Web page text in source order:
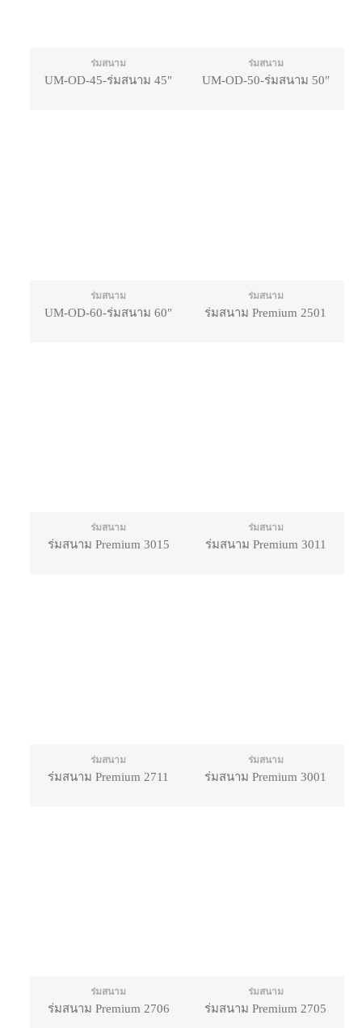
ร่มสนาม
UM-OD-45-ร่มสนาม 45″
ร่มสนาม
UM-OD-50-ร่มสนาม 50″
ร่มสนาม
UM-OD-60-ร่มสนาม 60″
ร่มสนาม
ร่มสนาม Premium 2501
ร่มสนาม
ร่มสนาม Premium 3015
ร่มสนาม
ร่มสนาม Premium 3011
ร่มสนาม
ร่มสนาม Premium 2711
ร่มสนาม
ร่มสนาม Premium 3001
ร่มสนาม
ร่มสนาม Premium 2706
ร่มสนาม
ร่มสนาม Premium 2705